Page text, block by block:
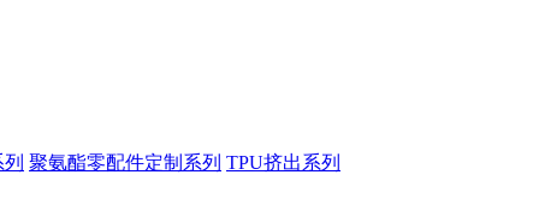
聚氨酯零配件定制系列 TPU挤出系列